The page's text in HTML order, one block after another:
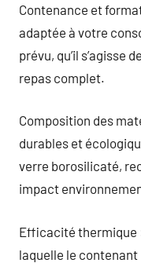
Contenance et
adaptée à votre
prévu, qu’il s’agisse
repas complet.
Composition des
durables et
verre borosilicaté,
impact
Efficacité thermique
laquelle le